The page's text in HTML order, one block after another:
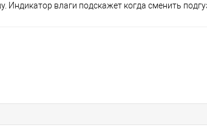
влаги подскажет когда сменить